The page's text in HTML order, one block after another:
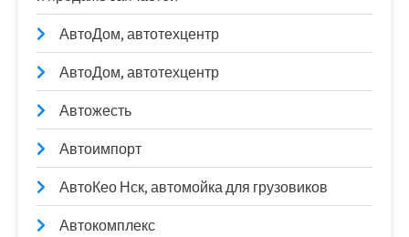
АвтоДом, автотехцентр
АвтоДом, автотехцентр
Автожесть
Автоимпорт
АвтоКео Нск, автомойка для грузовиков
Автокомплекс